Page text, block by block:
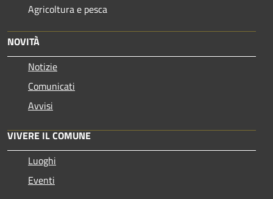
Agricoltura e pesca
NOVITÀ
Notizie
Comunicati
Avvisi
VIVERE IL COMUNE
Luoghi
Eventi